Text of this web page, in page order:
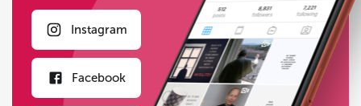
Instagram
Facebook